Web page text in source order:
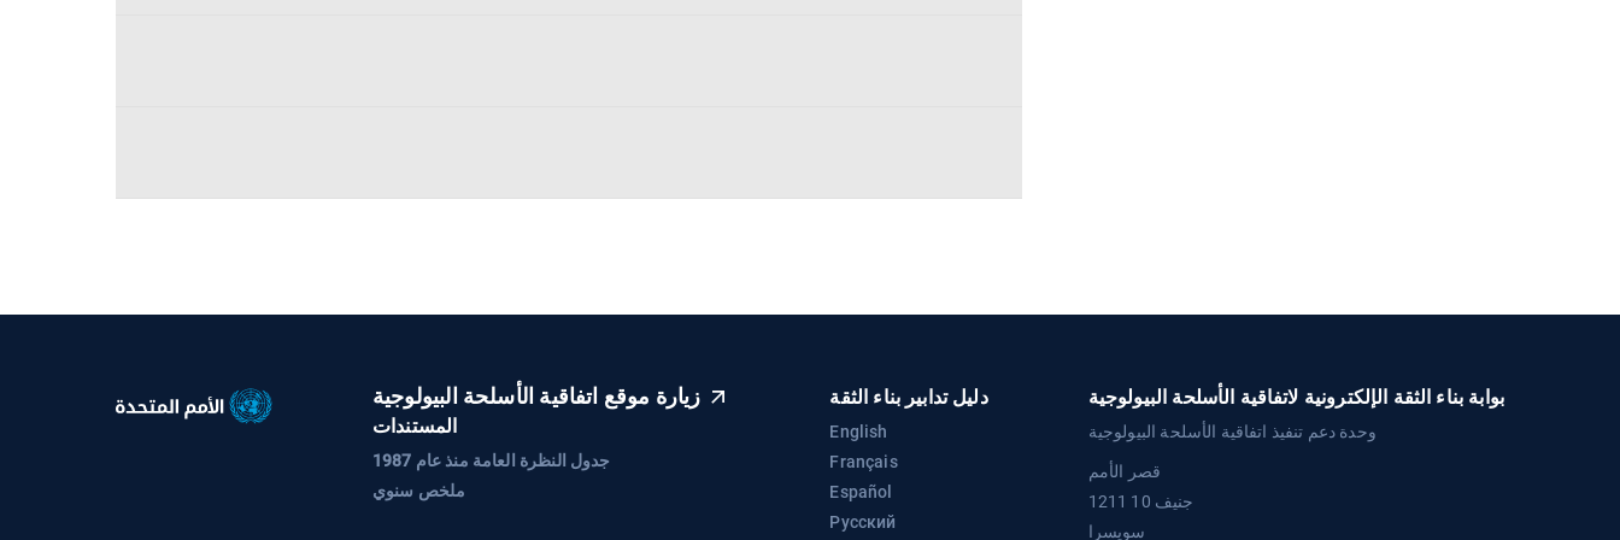
زيارة موقع اتفاقية الأسلحة البيولوجية
المستندات
جدول النظرة العامة منذ عام 1987
ملخص سنوي
دليل تدابير بناء الثقة
English
Français
Español
Русский
بوابة بناء الثقة الإلكترونية لاتفاقية الأسلحة البيولوجية
وحدة دعم تنفيذ اتفاقية الأسلحة البيولوجية
قصر الأمم
1211 جنيف 10
سويسرا